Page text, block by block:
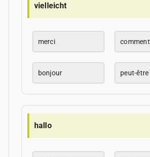
vielleicht
merci comment
bonjour peut-être
hallo